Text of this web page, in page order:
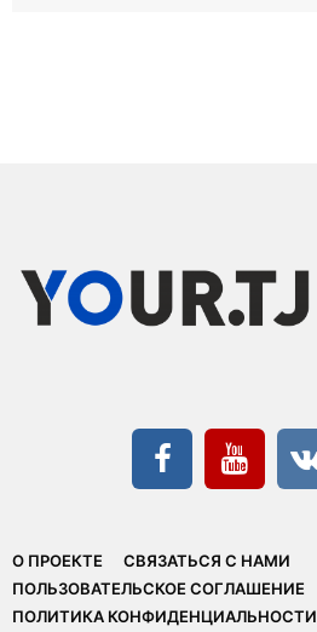
О ПРОЕКТЕ
СВЯЗАТЬСЯ С НАМИ
ПОЛЬЗОВАТЕЛЬСКОЕ СОГЛАШЕНИЕ
ПОЛИТИКА КОНФИДЕНЦИАЛЬНОСТИ